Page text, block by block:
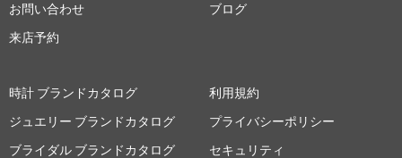
お問い合わせ
来店予約
ブログ
時計 ブランドカタログ
ジュエリー ブランドカタログ
ブライダル ブランドカタログ
利用規約
プライバシーポリシー
セキュリティ